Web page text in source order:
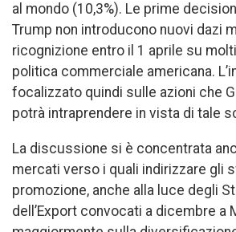
al mondo (10,3%). Le prime
Trump non introducono nuovi dazi
ricognizione entro il 1 aprile su
politica commerciale americana.
focalizzato quindi sulle azioni che
potrà intraprendere in vista di tale
La discussione si è concentrata
mercati verso i quali indirizzare gli
promozione, anche alla luce degli
dell’Export convocati a dicembre a